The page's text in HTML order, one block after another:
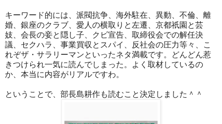
キーワード的には、派閥抗争、海外駐在、異動、不倫、離
婚、銀座のクラブ、愛人の横取りと左遷、京都祇園と芸
妓、会長の妾と隠し子、クビ宣告、取締役会での解任決
議、セクハラ、事業買収とスパイ、反社会の圧力等々、こ
れぞザ・サラリーマンといったネタ満載です。どんどん惹
きつけられ一気に読んでしまった。よく取材しているの
か、本当に内容がリアルですわ。
ということで、部長島耕作も読むこと決定しました＾＾